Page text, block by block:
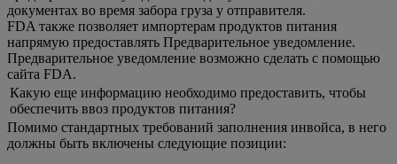
документах во время забора груза у отправителя.
FDA также позволяет импортерам продуктов питания
напрямую предоставлять Предварительное уведомление.
Предварительное уведомление возможно сделать с помощью
сайта FDA.
Какую еще информацию необходимо предоставить, чтобы
обеспечить ввоз продуктов питания?
Помимо стандартных требований заполнения инвойса, в него
должны быть включены следующие позиции: